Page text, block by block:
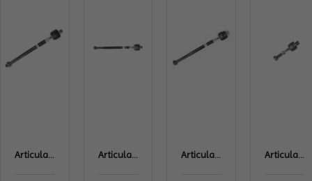
Articula... Articula... Articula... Articula...